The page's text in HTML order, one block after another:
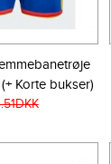
Korte bukser)